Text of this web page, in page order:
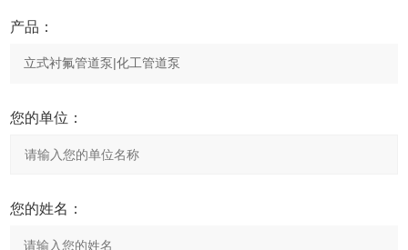
产品：
您的单位：
您的姓名：